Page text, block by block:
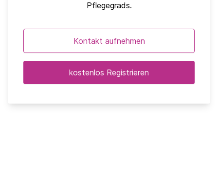
Pflegegrads.
Kontakt aufnehmen
kostenlos Registrieren